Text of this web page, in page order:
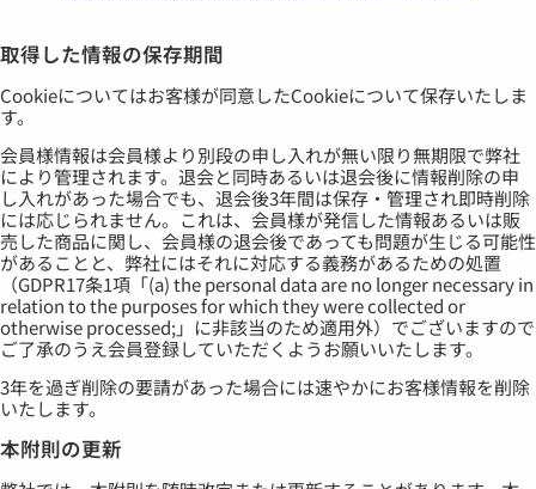
取得した情報の保存期間
Cookieについてはお客様が同意したCookieについて保存いたしま
す。
会員様情報は会員様より別段の申し入れが無い限り無期限で弊社
により管理されます。退会と同時あるいは退会後に情報削除の申
し入れがあった場合でも、退会後3年間は保存・管理され即時削除
には応じられません。これは、会員様が発信した情報あるいは販
売した商品に関し、会員様の退会後であっても問題が生じる可能性
があることと、弊社にはそれに対応する義務があるための処置
（GDPR17条1項「(a) the personal data are no longer necessary in
relation to the purposes for which they were collected or
otherwise processed;」に非該当のため適用外）でございますので
ご了承のうえ会員登録していただくようお願いいたします。
3年を過ぎ削除の要請があった場合には速やかにお客様情報を削除
いたします。
本附則の更新